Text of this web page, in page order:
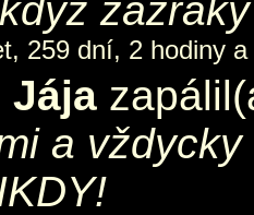
259 dní, 2 hodiny
Jája
a